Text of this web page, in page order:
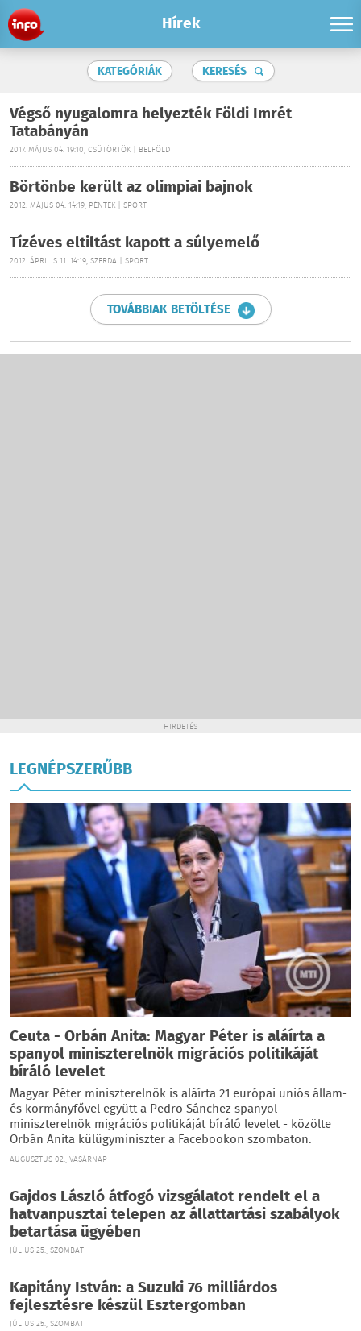
Hírek
KATEGÓRIÁK KERESÉS
Végső nyugalomra helyezték Földi Imrét
Tatabányán
2017. MÁJUS 04. 19:10, CSÜTÖRTÖK | BELFÖLD
Börtönbe került az olimpiai bajnok
2012. MÁJUS 04. 14:19, PÉNTEK | SPORT
Tízéves eltiltást kapott a súlyemelő
2012. ÁPRILIS 11. 14:19, SZERDA | SPORT
TOVÁBBIAK BETÖLTÉSE
HIRDETÉS
LEGNÉPSZERŰBB
Ceuta - Orbán Anita: Magyar Péter is aláírta a
spanyol miniszterelnök migrációs politikáját
bíráló levelet
Magyar Péter miniszterelnök is aláírta 21 európai uniós állam-
és kormányfővel együtt a Pedro Sánchez spanyol
miniszterelnök migrációs politikáját bíráló levelet - közölte
Orbán Anita külügyminiszter a Facebookon szombaton.
AUGUSZTUS 02., VASÁRNAP
Gajdos László átfogó vizsgálatot rendelt el a
hatvanpusztai telepen az állattartási szabályok
betartása ügyében
JÚLIUS 25., SZOMBAT
Kapitány István: a Suzuki 76 milliárdos
fejlesztésre készül Esztergomban
JÚLIUS 25., SZOMBAT